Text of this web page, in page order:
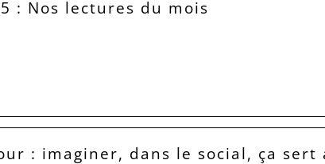
: Nos lectures du mois
: imaginer, dans le social, ça sert